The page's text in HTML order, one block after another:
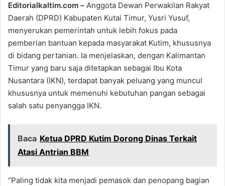
Editorialkaltim.com – Anggota Dewan Perwakilan Rakyat
Daerah (DPRD) Kabupaten Kutai Timur, Yusri Yusuf,
menyerukan pemerintah untuk lebih fokus pada
pemberian bantuan kepada masyarakat Kutim, khususnya
di bidang pertanian. Ia menjelaskan, dengan Kalimantan
Timur yang baru saja ditetapkan sebagai Ibu Kota
Nusantara (IKN), terdapat banyak peluang yang muncul
khususnya untuk memenuhi kebutuhan pangan sebagai
salah satu penyangga IKN.
Baca Ketua DPRD Kutim Dorong Dinas Terkait
Atasi Antrian BBM
“Paling tidak kita menjadi pemasok dan penopang bagian